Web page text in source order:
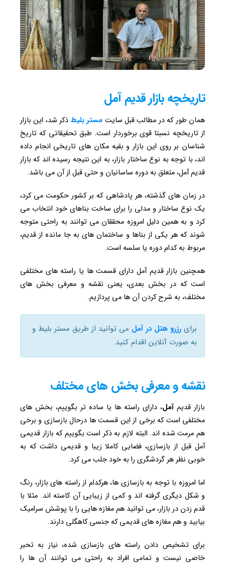
تاریخچه بازار قدیم آمل
همان طور که در مطالب قبل‌ سایت مستر بلیط ذکر شد، این بازار
از تاریخچه نسبتا قوی برخوردار است. طبق تحقیقاتی که تاریخ
شناسان بر روی این بازار و بقیه مکان های تاریخی انجام داده
اند، با توجه به نوع ساختار بازار، به این نتیجه رسیده اند که بازار
قدیم آمل، متعلق به دوره ساسانیان و حتی قبل از آن می باشد.
در زمان های گذشته، هر پادشاهی که بر کشور حکومت می کرد،
یک نوع ساختار و مدلی را برای ساخت بناهای خود انتخاب می
کرد و به همین دلیل امروزه محققان می توانند به راحتی متوجه
شوند که هر یکی از بناها و ساختمان های به جا مانده از قدیم،
مربوط به کدام دوره یا سلسه است.
همچنین بازار قدیم آمل دارای قسمت ها یا راسته های مختلفی
است که در بخش بعدی، یعنی نقشه و معرفی بخش های
مختلف، به شرح کردن آن ها می پردازیم.
برای رزرو هتل در آمل می توانید از طریق مستر بلیط و
به صورت آنلاین اقدام کنید.
نقشه و معرفی بخش های مختلف
بازار قدیم آمل، دارای راسته ها یا ساده تر بگوییم، بخش های
مختلفی است که برخی از این قسمت ها درحال بازسازی و برخی
هم مرمت شده اند. البته لازم به ذکر است بگوییم که بازار قدیمی
آمل قبل از بازسازی، فضایی کاملا زیبا و قدیمی داشت که به
خوبی نظر هر گردشگری را به خود جلب می کرد.
اما امروزه با توجه به بازسازی ها، هرکدام از راسته های بازار، رنگ
و شکل دیگری گرفته اند و کمی از زیبایی آن کاسته اند. مثلا با
قدم زدن در بازار، می توانید هم مغازه هایی را با پوشش سرامیک
بیابید و هم مغازه های قدیمی که جنسی کاهگلی دارند.
برای تشخیص دادن راسته های بازسازی شده، نیاز به تحبر
خاصی نیست و تمامی افراد به راحتی می توانند آن ها را